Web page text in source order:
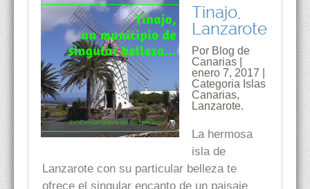
Tinajo,
Lanzarote
Por Blog de
Canarias |
enero 7, 2017 |
Categoria Islas
Canarias,
Lanzarote.
La hermosa
isla de
Lanzarote con su particular belleza te
ofrece el singular encanto de un paisaje